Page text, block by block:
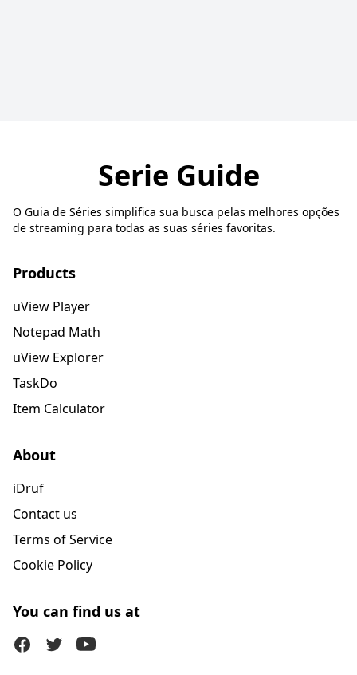
Serie Guide
O Guia de Séries simplifica sua busca pelas melhores opções
de streaming para todas as suas séries favoritas.
Products
uView Player
Notepad Math
uView Explorer
TaskDo
Item Calculator
About
iDruf
Contact us
Terms of Service
Cookie Policy
You can find us at
FacebookTwitter (X)Youtube